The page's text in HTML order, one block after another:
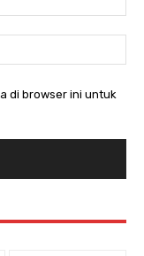
di browser ini untuk